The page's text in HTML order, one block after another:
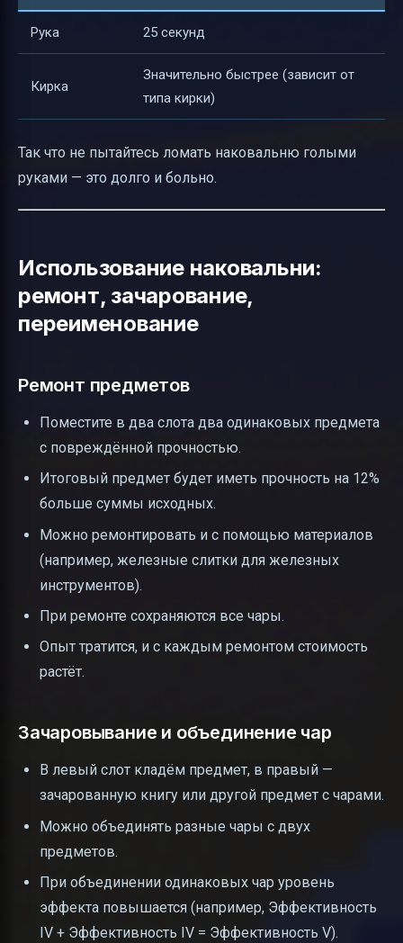
Рука 25 секунд
Кирка
Значительно быстрее (зависит от
типа кирки)
Так что не пытайтесь ломать наковальню голыми
руками — это долго и больно.
Использование наковальни:
ремонт, зачарование,
переименование
Ремонт предметов
Поместите в два слота два одинаковых предмета
с повреждённой прочностью.
Итоговый предмет будет иметь прочность на 12%
больше суммы исходных.
Можно ремонтировать и с помощью материалов
(например, железные слитки для железных
инструментов).
При ремонте сохраняются все чары.
Опыт тратится, и с каждым ремонтом стоимость
растёт.
Зачаровывание и объединение чар
В левый слот кладём предмет, в правый —
зачарованную книгу или другой предмет с чарами.
Можно объединять разные чары с двух
предметов.
При объединении одинаковых чар уровень
эффекта повышается (например, Эффективность
IV + Эффективность IV = Эффективность V).